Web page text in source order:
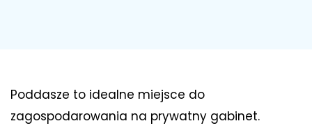
Poddasze to idealne miejsce do
zagospodarowania na prywatny gabinet.